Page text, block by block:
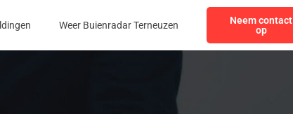
Weer Buienradar Terneuzen
Neem contact
op